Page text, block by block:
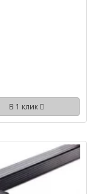
В 1 клик